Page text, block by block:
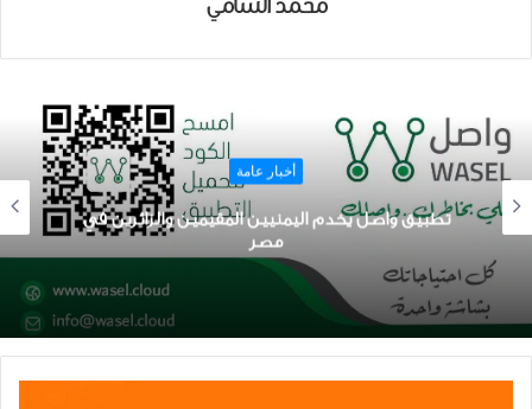
محمد الشامي
أخبار عامة
تطبيق واصل يخدم اليمنيين المقيمين والزائرين في
مصر